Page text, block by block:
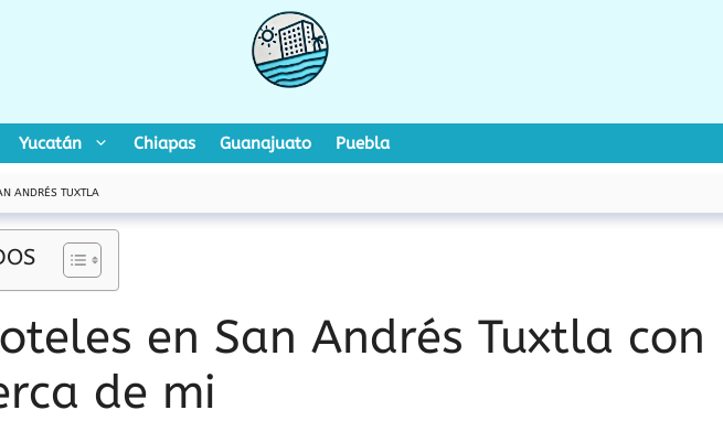
Yucatán Chiapas Guanajuato Puebla
ANDRÉS TUXTLA
en San Andrés Tuxtla con
de mi